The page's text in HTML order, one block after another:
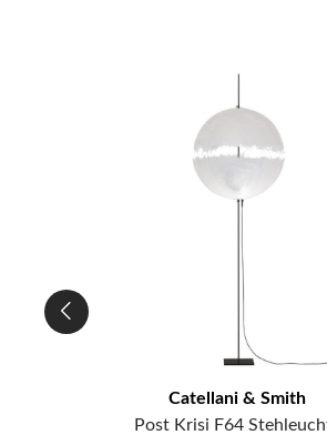
Catellani & Smith
Post Krisi F64